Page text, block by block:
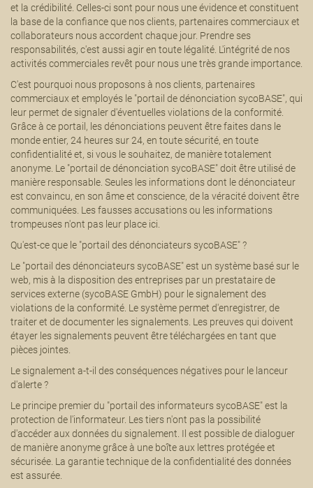
et la crédibilité. Celles-ci sont pour nous une évidence et constituent
la base de la confiance que nos clients, partenaires commerciaux et
collaborateurs nous accordent chaque jour. Prendre ses
responsabilités, c'est aussi agir en toute légalité. L'intégrité de nos
activités commerciales revêt pour nous une très grande importance.
C'est pourquoi nous proposons à nos clients, partenaires
commerciaux et employés le "portail de dénonciation sycoBASE", qui
leur permet de signaler d'éventuelles violations de la conformité.
Grâce à ce portail, les dénonciations peuvent être faites dans le
monde entier, 24 heures sur 24, en toute sécurité, en toute
confidentialité et, si vous le souhaitez, de manière totalement
anonyme. Le "portail de dénonciation sycoBASE" doit être utilisé de
manière responsable. Seules les informations dont le dénonciateur
est convaincu, en son âme et conscience, de la véracité doivent être
communiquées. Les fausses accusations ou les informations
trompeuses n'ont pas leur place ici.
Qu'est-ce que le "portail des dénonciateurs sycoBASE" ?
Le "portail des dénonciateurs sycoBASE" est un système basé sur le
web, mis à la disposition des entreprises par un prestataire de
services externe (sycoBASE GmbH) pour le signalement des
violations de la conformité. Le système permet d'enregistrer, de
traiter et de documenter les signalements. Les preuves qui doivent
étayer les signalements peuvent être téléchargées en tant que
pièces jointes.
Le signalement a-t-il des conséquences négatives pour le lanceur
d'alerte ?
Le principe premier du "portail des informateurs sycoBASE" est la
protection de l'informateur. Les tiers n'ont pas la possibilité
d'accéder aux données du signalement. Il est possible de dialoguer
de manière anonyme grâce à une boîte aux lettres protégée et
sécurisée. La garantie technique de la confidentialité des données
est assurée.